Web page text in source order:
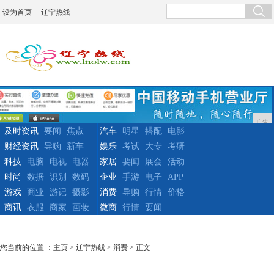
设为首页 辽宁热线
广告
及时资讯 要闻
焦点
财经资讯
导购 新车
汽车 明星 搭配
电影
娱乐
考试 大专
考研
科技
电脑 电视
电器
时尚
数据 识别 数码
家居 要闻 展会
活动
企业
手游 电子
APP
游戏
商业 游记
摄影
商讯
衣服 商家 画妆
消费 导购 行情
价格
微商
行情 要闻
您当前的位置 ： 主页 > 辽宁热线 > 消费 > 正文